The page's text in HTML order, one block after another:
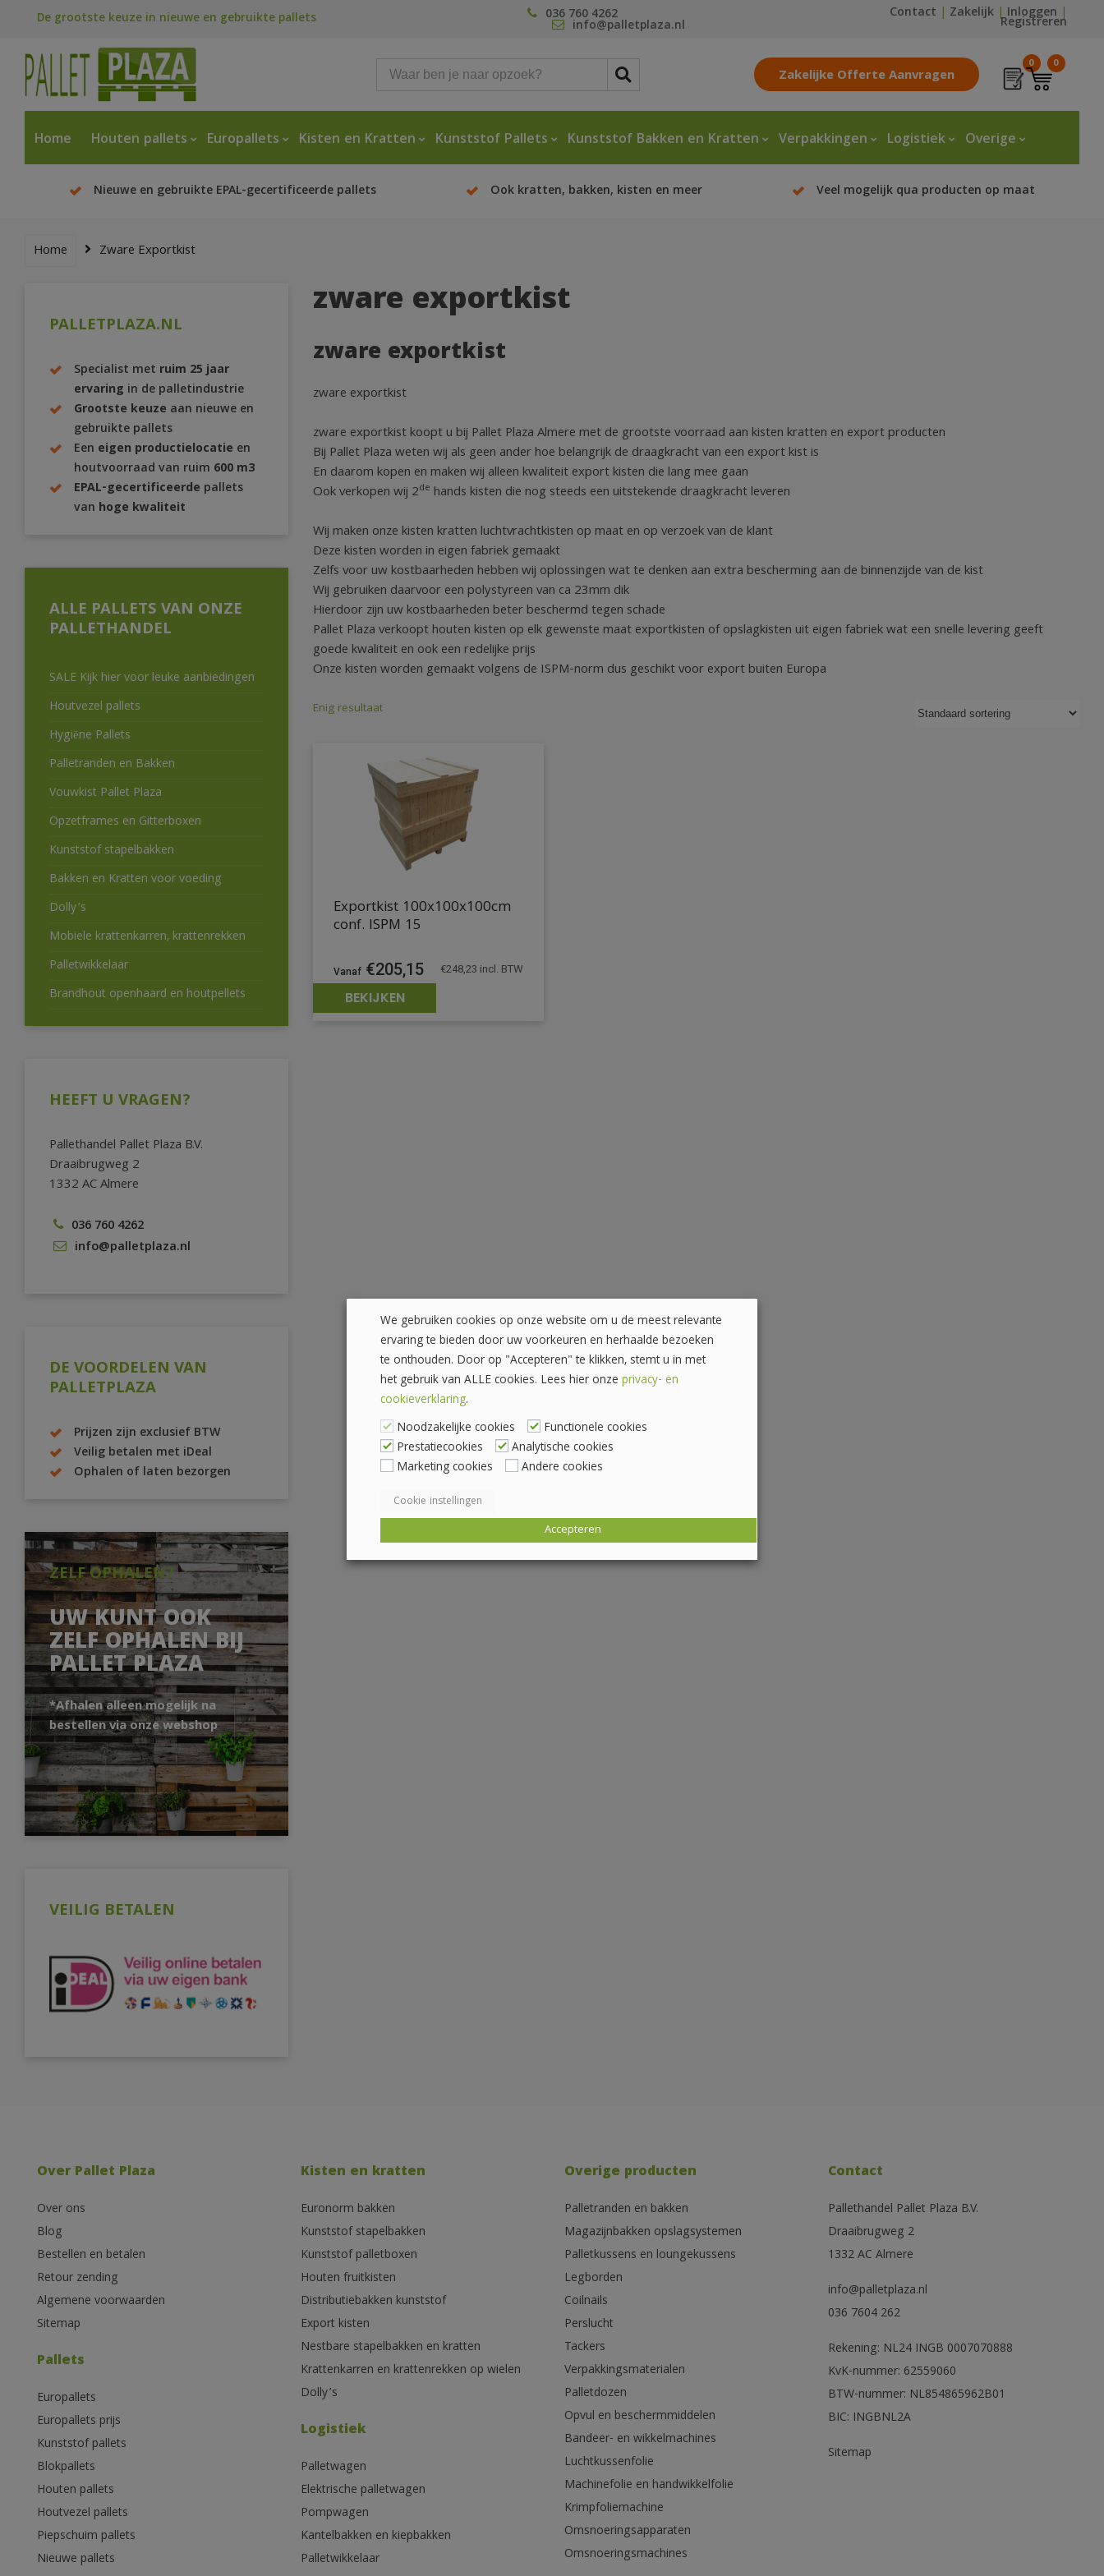
De grootste keuze in nieuwe en gebruikte pallets 036 760 4262
info@palletplaza.nl
Contact | Zakelijk |Inloggen |
Registreren
Zakelijke Offerte Aanvragen
0 0
Home Houten pallets Europallets Kisten en Kratten Kunststof Pallets Kunststof Bakken en Kratten Verpakkingen Logistiek Overige
Nieuwe en gebruikte EPAL-gecertificeerde pallets Ook kratten, bakken, kisten en meer Veel mogelijk qua producten op maat
Home Zware Exportkist
PALLETPLAZA.NL
Specialist met ruim 25 jaar
ervaring in de palletindustrie
Grootste keuze aan nieuwe en
gebruikte pallets
Een eigen productielocatie en
houtvoorraad van ruim 600 m3
EPAL-gecertificeerde pallets
van hoge kwaliteit
ALLE PALLETS VAN ONZE
PALLETHANDEL
SALE Kijk hier voor leuke aanbiedingen
Houtvezel pallets
Hygiëne Pallets
Palletranden en Bakken
Vouwkist Pallet Plaza
Opzetframes en Gitterboxen
Kunststof stapelbakken
Bakken en Kratten voor voeding
Dolly’s
Mobiele krattenkarren, krattenrekken
Palletwikkelaar
Brandhout openhaard en houtpellets
HEEFT U VRAGEN?
Pallethandel Pallet Plaza B.V.
Draaibrugweg 2
1332 AC Almere
036 760 4262
info@palletplaza.nl
DE VOORDELEN VAN
PALLETPLAZA
Prijzen zijn exclusief BTW
Veilig betalen met iDeal
Ophalen of laten bezorgen
ZELF OPHALEN?
UW KUNT OOK
ZELF OPHALEN BIJ
PALLET PLAZA
*Afhalen alleen mogelijk na
bestellen via onze webshop
VEILIG BETALEN
zware exportkist
zware exportkist
zware exportkist
zware exportkist koopt u bij Pallet Plaza Almere met de grootste voorraad aan kisten kratten en export producten
Bij Pallet Plaza weten wij als geen ander hoe belangrijk de draagkracht van een export kist is
En daarom kopen en maken wij alleen kwaliteit export kisten die lang mee gaan
Ook verkopen wij 2de hands kisten die nog steeds een uitstekende draagkracht leveren
Wij maken onze kisten kratten luchtvrachtkisten op maat en op verzoek van de klant
Deze kisten worden in eigen fabriek gemaakt
Zelfs voor uw kostbaarheden hebben wij oplossingen wat te denken aan extra bescherming aan de binnenzijde van de kist
Wij gebruiken daarvoor een polystyreen van ca 23mm dik
Hierdoor zijn uw kostbaarheden beter beschermd tegen schade
Pallet Plaza verkoopt houten kisten op elk gewenste maat exportkisten of opslagkisten uit eigen fabriek wat een snelle levering geeft
goede kwaliteit en ook een redelijke prijs
Onze kisten worden gemaakt volgens de ISPM-norm dus geschikt voor export buiten Europa
Enig resultaat
Exportkist 100x100x100cm
conf. ISPM 15
€205,15 €248,23 incl. BTW
BEKIJKEN
Over Pallet Plaza
Over ons
Blog
Bestellen en betalen
Retour zending
Algemene voorwaarden
Sitemap
Pallets
Europallets
Europallets prijs
Kunststof pallets
Blokpallets
Houten pallets
Houtvezel pallets
Piepschuim pallets
Nieuwe pallets
Kisten en kratten
Euronorm bakken
Kunststof stapelbakken
Kunststof palletboxen
Houten fruitkisten
Distributiebakken kunststof
Export kisten
Nestbare stapelbakken en kratten
Krattenkarren en krattenrekken op wielen
Dolly’s
Logistiek
Palletwagen
Elektrische palletwagen
Pompwagen
Kantelbakken en kiepbakken
Palletwikkelaar
Overige producten
Palletranden en bakken
Magazijnbakken opslagsystemen
Palletkussens en loungekussens
Legborden
Coilnails
Perslucht
Tackers
Verpakkingsmaterialen
Palletdozen
Opvul en beschermmiddelen
Bandeer- en wikkelmachines
Luchtkussenfolie
Machinefolie en handwikkelfolie
Krimpfoliemachine
Omsnoeringsapparaten
Omsnoeringsmachines
Contact
Pallethandel Pallet Plaza B.V.
Draaibrugweg 2
1332 AC Almere
info@palletplaza.nl
036 7604 262
Rekening: NL24 INGB 0007070888
KvK-nummer: 62559060
BTW-nummer: NL854865962B01
BIC: INGBNL2A
Sitemap
We gebruiken cookies op onze website om u de meest relevante
ervaring te bieden door uw voorkeuren en herhaalde bezoeken
te onthouden. Door op "Accepteren" te klikken, stemt u in met
het gebruik van ALLE cookies. Lees hier onze privacy- en
cookieverklaring.
Noodzakelijke cookies
Functionele cookies
Prestatiecookies
Analytische cookies
Marketing cookies
Andere cookies
Cookie instellingen
Accepteren